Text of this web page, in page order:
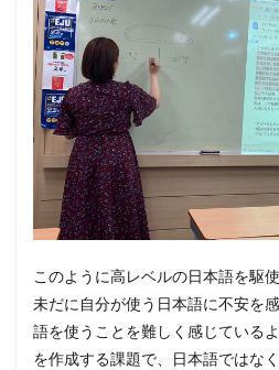
このように高レベルの日本語を駆
未だに自分が使う日本語に不安を
語を使うことを難しく感じている
を作成する課題で、日本語ではな